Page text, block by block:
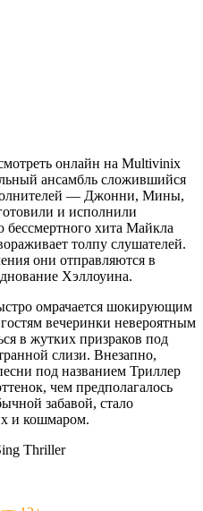
онлайн на Multivinix
ансамбль сложившийся
— Джонни, Мины,
и исполнили
хита Майкла
толпу слушателей.
они отправляются в
Хэллоуина.
омрачается шокирующим
вечеринки невероятным
в жутких призраков под
слизи. Внезапно,
под названием Триллер
чем предполагалось
забавой, стало
и кошмаром.
Thriller